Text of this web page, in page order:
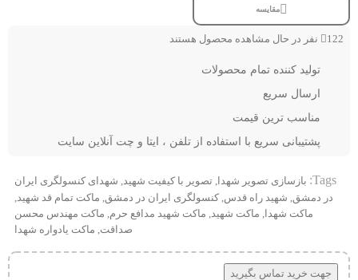
مقایسه
122 نفر در حال مشاهده محصول هستند
تولید کننده تمام محصولات
ارسال سریع
مناسب ترین قیمت
پشتیبانی سریع با استفاده از تلفن ، ایتا و چت آنلاین سایت
Tags: بازسازی تصویر شهدا , تصویر با کیفیت شهید, شهدای کنسولگری ایران
در دمشق, شهید راه قدس, کنسولگری ایران در دمشق, ماکت تمام قد شهید,
ماکت شهدا , ماکت شهید, ماکت شهید مدافع حرم, ماکت مهندس محسن
صداقت, ماکت یادواره شهدا
جهت خرید تماس بگیرید